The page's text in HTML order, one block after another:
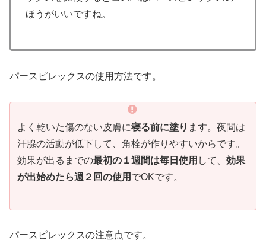
ほうがいいですね。
パースピレックスの使用方法です。
よく乾いた傷のない皮膚に寝る前に塗り ます。夜間は
汗腺の活動が低下して、角栓が作りやすいからです。
効果が出るまでの最初の１週間は毎日使用 して、 効果
が出始めたら週２回の使用 でOKです。
パースピレックスの注意点です。